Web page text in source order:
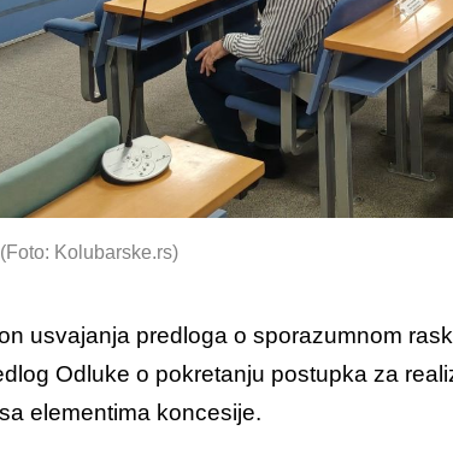
(Foto: Kolubarske.rs)
usvajanja predloga o sporazumnom
Odluke o pokretanju postupka za
elementima koncesije.